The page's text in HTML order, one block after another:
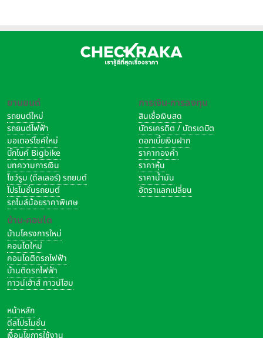
ยานยนต์
รถยนต์ใหม่
รถยนต์ไฟฟ้า
มอเตอร์ไซค์ใหม่
บิ๊กไบค์ Bigbike
บทความการเงิน
โชว์รูม (ดีลเลอร์) รถยนต์
โปรโมชั่นรถยนต์
รถไมล์น้อยราคาพิเศษ
บ้าน-คอนโด
บ้านโครงการใหม่
คอนโดใหม่
คอนโดติดรถไฟฟ้า
บ้านติดรถไฟฟ้า
ทาวน์เฮ้าส์ ทาวน์โฮม
การเงิน-การลงทุน
สินเชื่อเงินสด
บัตรเครดิต / บัตรเดบิต
ดอกเบี้ยเงินฝาก
ราคาทองคำ
ราคาหุ้น
ราคาน้ำมัน
อัตราแลกเปลี่ยน
หน้าหลัก
ดีลโปรโมชั่น
เงื่อนไขการใช้งาน